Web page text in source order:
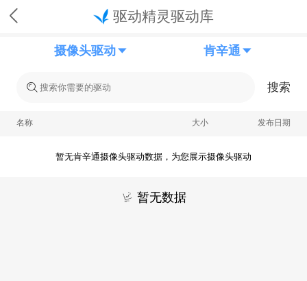
驱动精灵驱动库
摄像头驱动 肯辛通
搜索
名称 大小 发布日期
暂无肯辛通摄像头驱动数据，为您展示摄像头驱动
暂无数据